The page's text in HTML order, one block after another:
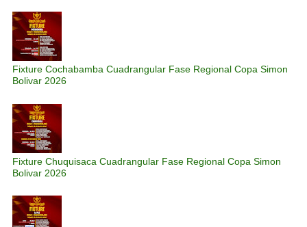
Fixture Cochabamba Cuadrangular Fase Regional Copa Simon
Bolivar 2026
Fixture Chuquisaca Cuadrangular Fase Regional Copa Simon
Bolivar 2026